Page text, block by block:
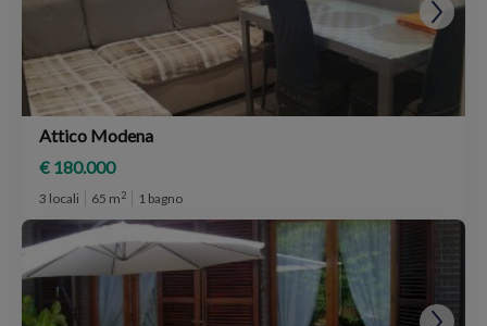
Attico Modena
€ 180.000
3 locali 65 m2 1 bagno